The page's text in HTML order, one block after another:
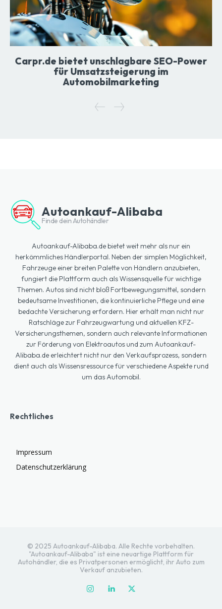
Carpr.de bietet unschlagbare SEO-Power
für Umsatzsteigerung im
Automobilmarketing
Autoankauf-Alibaba
Finde dein Autohändler
Autoankauf-Alibaba.de bietet weit mehr als nur ein
herkömmliches Händlerportal. Neben der simplen Möglichkeit,
Fahrzeuge einer breiten Palette von Händlern anzubieten,
fungiert die Plattform auch als Wissensquelle für wichtige
Themen. Autos sind nicht bloß Fortbewegungsmittel, sondern
bedeutsame Investitionen, die kontinuierliche Pflege und eine
bedachte Versicherung erfordern. Hier erhält man nicht nur
Ratschläge zur Fahrzeugwartung und aktuellen KFZ-
Versicherungsthemen, sondern auch relevante Informationen
zur Förderung von Elektroautos und zum Autoankauf-
Alibaba.de erleichtert nicht nur den Verkaufsprozess, sondern
dient auch als Wissensressource für verschiedene Aspekte rund
um das Automobil.
Rechtliches
Impressum
Datenschutzerklärung
© 2025 Autoankauf-Alibaba. Alle Rechte vorbehalten.
"Autoankauf-Alibaba" ist eine neuartige Plattform für
Autohändler, die es Privatpersonen ermöglicht, ihr Auto zum
Verkauf anzubieten.